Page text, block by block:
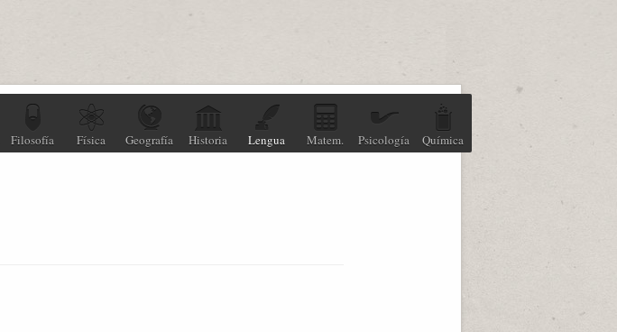
Filosofía Física Geografía Historia Lengua Matem. Psicología Química